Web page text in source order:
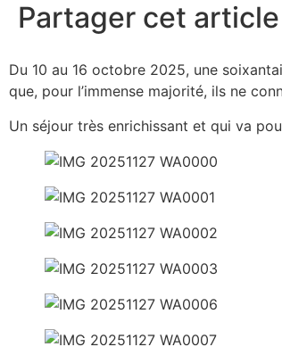
Partager cet article
Du 10 au 16 octobre 2025, une
que, pour l’immense majorité, ils ne
Un séjour très enrichissant et qui va